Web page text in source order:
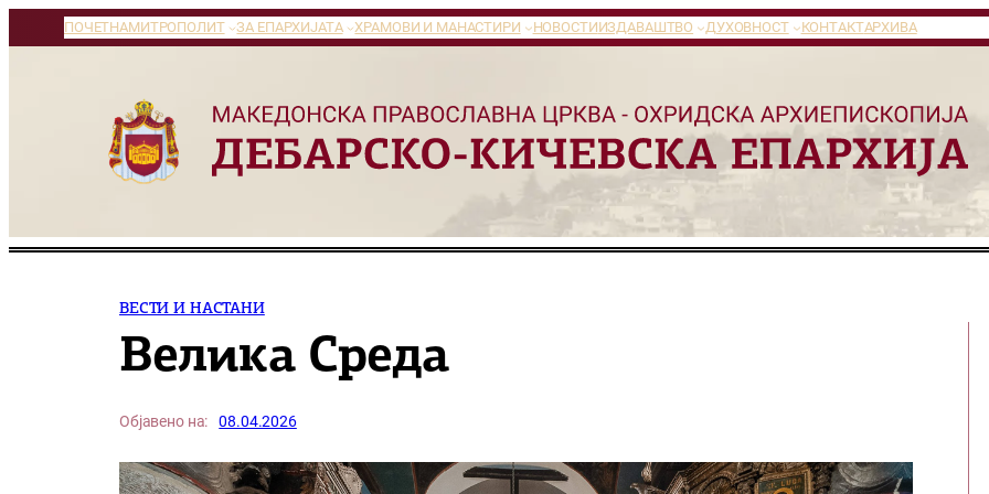
на
ПОЧЕТНАМИТРОПОЛИТ ЗА ЕПАРХИЈАТА ХРАМОВИ И МАНАСТИРИ НОВОСТИИЗДАВАШТВО ДУХОВНОСТ КОНТАКТАРХИВА
ВЕСТИ И НАСТАНИ
Велика Среда
Објавено на: 08.04.2026